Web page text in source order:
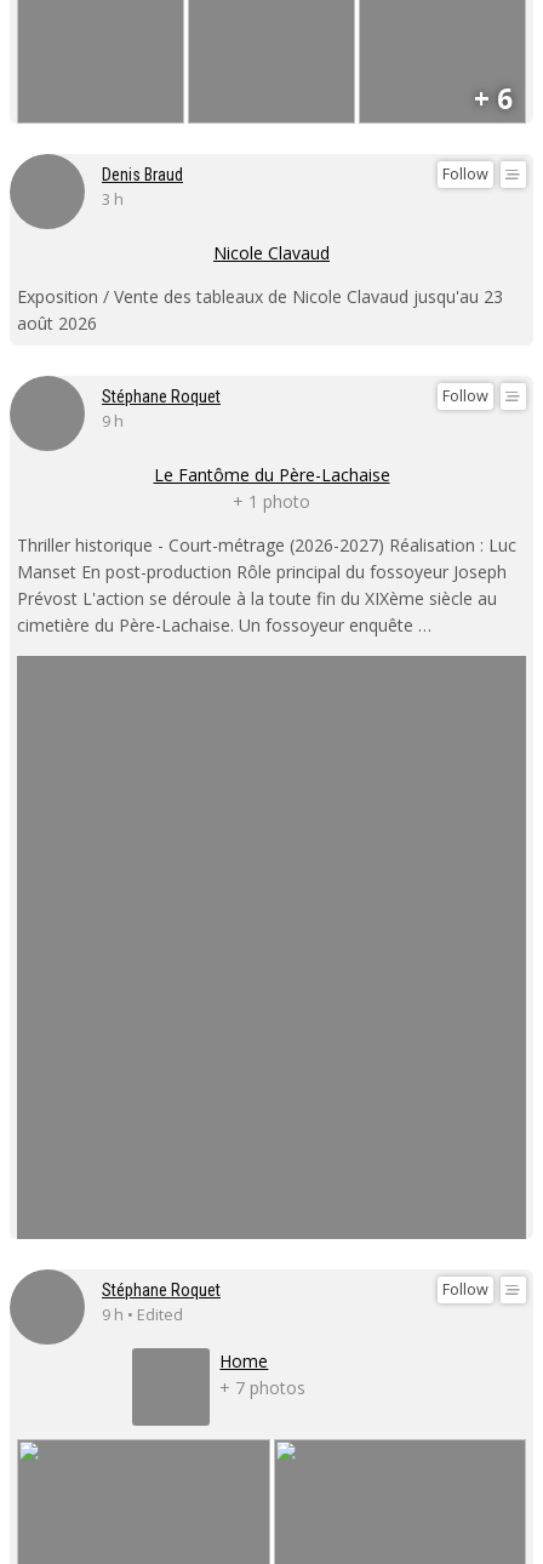
+ 6
Follow
Denis Braud
3 h
Nicole Clavaud
Exposition / Vente des tableaux de Nicole Clavaud jusqu'au 23
août 2026
Follow
Stéphane Roquet
9 h
Le Fantôme du Père-Lachaise
+ 1 photo
Thriller historique - Court-métrage (2026-2027) Réalisation : Luc
Manset En post-production Rôle principal du fossoyeur Joseph
Prévost L'action se déroule à la toute fin du XIXème siècle au
cimetière du Père-Lachaise. Un fossoyeur enquête …
Follow
Stéphane Roquet
9 h • Edited
Home
+ 7 photos